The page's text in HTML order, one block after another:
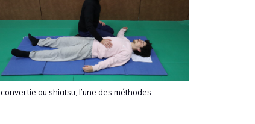
au shiatsu, l’une des méthodes